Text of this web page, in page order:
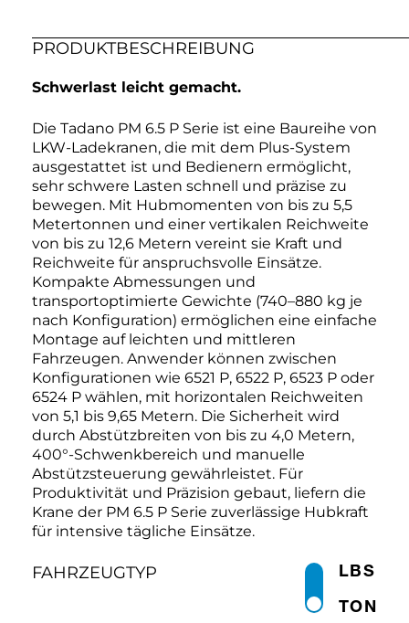
PRODUKTBESCHREIBUNG
Schwerlast leicht gemacht.
Die Tadano PM 6.5 P Serie ist eine Baureihe von
LKW-Ladekranen, die mit dem Plus-System
ausgestattet ist und Bedienern ermöglicht,
sehr schwere Lasten schnell und präzise zu
bewegen. Mit Hubmomenten von bis zu 5,5
Metertonnen und einer vertikalen Reichweite
von bis zu 12,6 Metern vereint sie Kraft und
Reichweite für anspruchsvolle Einsätze.
Kompakte Abmessungen und
transportoptimierte Gewichte (740–880 kg je
nach Konfiguration) ermöglichen eine einfache
Montage auf leichten und mittleren
Fahrzeugen. Anwender können zwischen
Konfigurationen wie 6521 P, 6522 P, 6523 P oder
6524 P wählen, mit horizontalen Reichweiten
von 5,1 bis 9,65 Metern. Die Sicherheit wird
durch Abstützbreiten von bis zu 4,0 Metern,
400°-Schwenkbereich und manuelle
Abstützsteuerung gewährleistet. Für
Produktivität und Präzision gebaut, liefern die
Krane der PM 6.5 P Serie zuverlässige Hubkraft
für intensive tägliche Einsätze.
FAHRZEUGTYP
TON
LBS